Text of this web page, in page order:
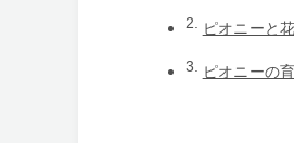
ピオニーと
ピオニーの